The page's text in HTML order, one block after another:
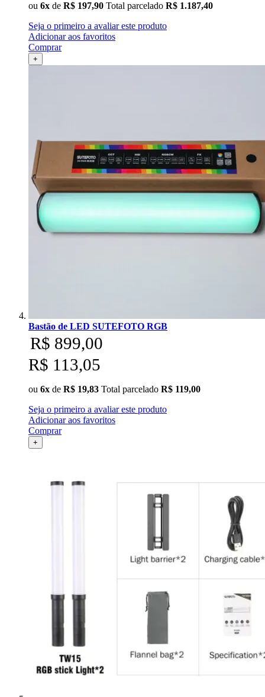
ou 6x de R$ 197,90 Total parcelado R$ 1.187,40
Seja o primeiro a avaliar este produto
Adicionar aos favoritos
Comprar
+
Bastão de LED SUTEFOTO RGB
R$ 899,00
R$ 113,05
ou 6x de R$ 19,83 Total parcelado R$ 119,00
Seja o primeiro a avaliar este produto
Adicionar aos favoritos
Comprar
+